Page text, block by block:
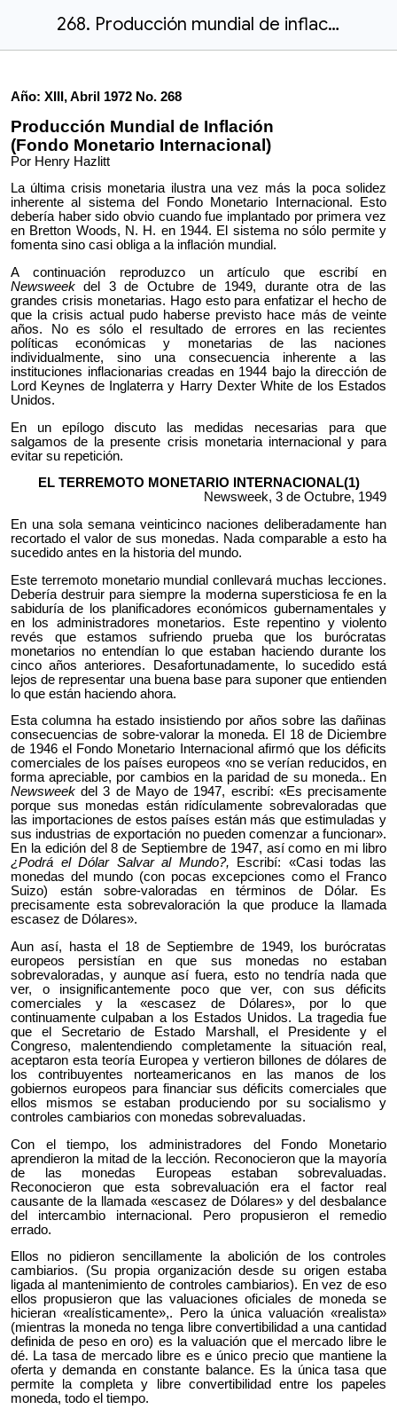
268. Producción mundial de inflación (Fondo Monetario Internacional).docx
Año: XIII, Abril 1972 No. 268
Producción Mundial de Inflación
(Fondo Monetario Internacional)
Por Henry Hazlitt
La última crisis monetaria ilustra una vez más la poca solidez
inherente al sistema del Fondo Monetario Internacional. Esto
debería haber sido obvio cuando fue implantado por primera vez
en Bretton Woods, N. H. en 1944. El sistema no sólo permite y
fomenta sino casi obliga a la inflación mundial.
A continuación reproduzco un artículo que escribí en
Newsweek del 3 de Octubre de 1949, durante otra de las
grandes crisis monetarias. Hago esto para enfatizar el hecho de
que la crisis actual pudo haberse previsto hace más de veinte
años. No es sólo el resultado de errores en las recientes
políticas económicas y monetarias de las naciones
individualmente, sino una consecuencia inherente a las
instituciones inflacionarias creadas en 1944 bajo la dirección de
Lord Keynes de Inglaterra y Harry Dexter White de los Estados
Unidos.
En un epílogo discuto las medidas necesarias para que
salgamos de la presente crisis monetaria internacional y para
evitar su repetición.
EL TERREMOTO MONETARIO INTERNACIONAL(1)
Newsweek, 3 de Octubre, 1949
En una sola semana veinticinco naciones deliberadamente han
recortado el valor de sus monedas. Nada comparable a esto ha
sucedido antes en la historia del mundo.
Este terremoto monetario mundial conllevará muchas lecciones.
Debería destruir para siempre la moderna supersticiosa fe en la
sabiduría de los planificadores económicos gubernamentales y
en los administradores monetarios. Este repentino y violento
revés que estamos sufriendo prueba que los burócratas
monetarios no entendían lo que estaban haciendo durante los
cinco años anteriores. Desafortunadamente, lo sucedido está
lejos de representar una buena base para suponer que entienden
lo que están haciendo ahora.
Esta columna ha estado insistiendo por años sobre las dañinas
consecuencias de sobre-valorar la moneda. El 18 de Diciembre
de 1946 el Fondo Monetario Internacional afirmó que los déficits
comerciales de los países europeos «no se verían reducidos, en
forma apreciable, por cambios en la paridad de su moneda.. En
Newsweek del 3 de Mayo de 1947, escribí: «Es precisamente
porque sus monedas están ridículamente sobrevaloradas que
las importaciones de estos países están más que estimuladas y
sus industrias de exportación no pueden comenzar a funcionar».
En la edición del 8 de Septiembre de 1947, así como en mi libro
¿Podrá el Dólar Salvar al Mundo?, Escribí: «Casi todas las
monedas del mundo (con pocas excepciones como el Franco
Suizo) están sobre-valoradas en términos de Dólar. Es
precisamente esta sobrevaloración la que produce la llamada
escasez de Dólares».
Aun así, hasta el 18 de Septiembre de 1949, los burócratas
europeos persistían en que sus monedas no estaban
sobrevaloradas, y aunque así fuera, esto no tendría nada que
ver, o insignificantemente poco que ver, con sus déficits
comerciales y la «escasez de Dólares», por lo que
continuamente culpaban a los Estados Unidos. La tragedia fue
que el Secretario de Estado Marshall, el Presidente y el
Congreso, malentendiendo completamente la situación real,
aceptaron esta teoría Europea y vertieron billones de dólares de
los contribuyentes norteamericanos en las manos de los
gobiernos europeos para financiar sus déficits comerciales que
ellos mismos se estaban produciendo por su socialismo y
controles cambiarios con monedas sobrevaluadas.
Con el tiempo, los administradores del Fondo Monetario
aprendieron la mitad de la lección. Reconocieron que la mayoría
de las monedas Europeas estaban sobrevaluadas.
Reconocieron que esta sobrevaluación era el factor real
causante de la llamada «escasez de Dólares» y del desbalance
del intercambio internacional. Pero propusieron el remedio
errado.
Ellos no pidieron sencillamente la abolición de los controles
cambiarios. (Su propia organización desde su origen estaba
ligada al mantenimiento de controles cambiarios). En vez de eso
ellos propusieron que las valuaciones oficiales de moneda se
hicieran «realísticamente»,. Pero la única valuación «realista»
(mientras la moneda no tenga libre convertibilidad a una cantidad
definida de peso en oro) es la valuación que el mercado libre le
dé. La tasa de mercado libre es e único precio que mantiene la
oferta y demanda en constante balance. Es la única tasa que
permite la completa y libre convertibilidad entre los papeles
moneda, todo el tiempo.